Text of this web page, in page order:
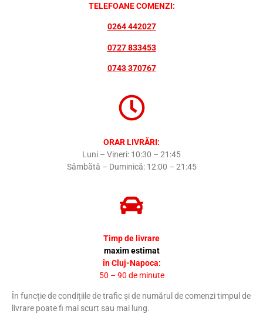
TELEFOANE COMENZI:
0264 442027
0727 833453
0743 370767
ORAR LIVRĂRI:
Luni – Vineri: 10:30 – 21:45
Sâmbătă – Duminică: 12:00 – 21:45
Timp de livrare
maxim estimat
în Cluj-Napoca:
50 – 90 de minute
În funcție de condițiile de trafic și de numărul de comenzi timpul de
livrare poate fi mai scurt sau mai lung.